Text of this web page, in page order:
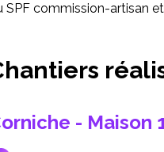
SPF commission-artisan
- Maison